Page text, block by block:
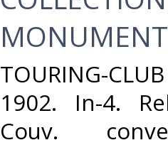
‎TOURING-
1902. In-4.
Couv.